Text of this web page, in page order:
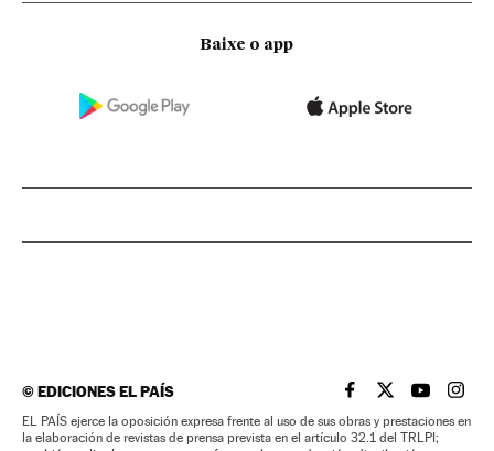
Baixe o app
©EDICIONES EL PAÍS EL PAÍS BRASIL EN
EL PAÍSEL PAÍS
EL
EL PAÍS ejerce la oposición expresa frente al uso de sus obras y prestaciones en
la elaboración de revistas de prensa prevista en el artículo 32.1 del TRLPI;